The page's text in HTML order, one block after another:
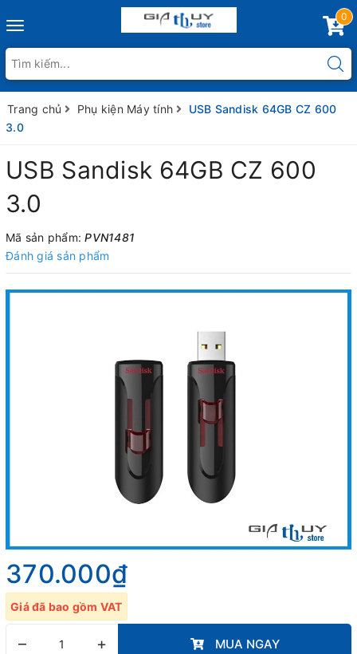
Toggle
0
Trang chủ Phụ kiện Máy tính
USB Sandisk 64GB CZ 600
3.0
USB Sandisk 64GB CZ 600
3.0
Mã sản phẩm:PVN1481
Đánh giá sản phẩm
370.000₫
Giá đã bao gồm VAT
– + MUA NGAY